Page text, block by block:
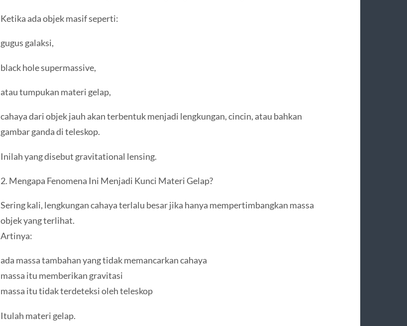
Ketika ada objek masif seperti:
gugus galaksi,
black hole supermassive,
atau tumpukan materi gelap,
cahaya dari objek jauh akan terbentuk menjadi lengkungan, cincin, atau bahkan
gambar ganda di teleskop.
Inilah yang disebut gravitational lensing.
2. Mengapa Fenomena Ini Menjadi Kunci Materi Gelap?
Sering kali, lengkungan cahaya terlalu besar jika hanya mempertimbangkan massa
objek yang terlihat.
Artinya:
ada massa tambahan yang tidak memancarkan cahaya
massa itu memberikan gravitasi
massa itu tidak terdeteksi oleh teleskop
Itulah materi gelap.